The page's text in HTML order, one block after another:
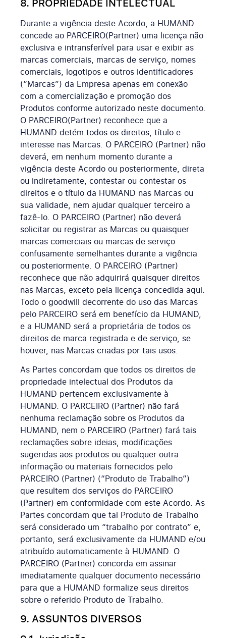
Durante a vigência deste Acordo, a HUMAND
concede ao PARCEIRO(Partner) uma licença não
exclusiva e intransferível para usar e exibir as
marcas comerciais, marcas de serviço, nomes
comerciais, logotipos e outros identificadores
(“Marcas”) da Empresa apenas em conexão
com a comercialização e promoção dos
Produtos conforme autorizado neste documento.
O PARCEIRO(Partner) reconhece que a
HUMAND detém todos os direitos, título e
interesse nas Marcas. O PARCEIRO (Partner) não
deverá, em nenhum momento durante a
vigência deste Acordo ou posteriormente, direta
ou indiretamente, contestar ou contestar os
direitos e o título da HUMAND nas Marcas ou
sua validade, nem ajudar qualquer terceiro a
fazê-lo. O PARCEIRO (Partner) não deverá
solicitar ou registrar as Marcas ou quaisquer
marcas comerciais ou marcas de serviço
confusamente semelhantes durante a vigência
ou posteriormente. O PARCEIRO (Partner)
reconhece que não adquirirá quaisquer direitos
nas Marcas, exceto pela licença concedida aqui.
Todo o goodwill decorrente do uso das Marcas
pelo PARCEIRO será em benefício da HUMAND,
e a HUMAND será a proprietária de todos os
direitos de marca registrada e de serviço, se
houver, nas Marcas criadas por tais usos.
As Partes concordam que todos os direitos de
propriedade intelectual dos Produtos da
HUMAND pertencem exclusivamente à
HUMAND. O PARCEIRO (Partner) não fará
nenhuma reclamação sobre os Produtos da
HUMAND, nem o PARCEIRO (Partner) fará tais
reclamações sobre ideias, modificações
sugeridas aos produtos ou qualquer outra
informação ou materiais fornecidos pelo
PARCEIRO (Partner) (“Produto de Trabalho”)
que resultem dos serviços do PARCEIRO
(Partner) em conformidade com este Acordo. As
Partes concordam que tal Produto de Trabalho
será considerado um “trabalho por contrato” e,
portanto, será exclusivamente da HUMAND e/ou
atribuído automaticamente à HUMAND. O
PARCEIRO (Partner) concorda em assinar
imediatamente qualquer documento necessário
para que a HUMAND formalize seus direitos
sobre o referido Produto de Trabalho.
9. ASSUNTOS DIVERSOS